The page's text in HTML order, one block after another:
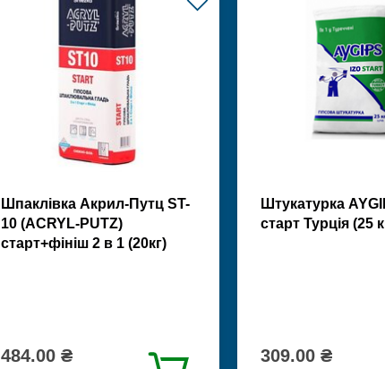
Шпаклівка Акрил-Путц ST-
10 (ACRYL-PUTZ)
старт+фініш 2 в 1 (20кг)
484.00 ₴
Штукатурка
старт Турція (25
309.00 ₴